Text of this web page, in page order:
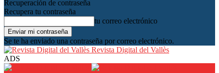
Recuperación de contraseña
Recupera tu contraseña
tu correo electrónico
Se te ha enviado una contraseña por correo electrónico.
Revista Digital del Vallès
ADS